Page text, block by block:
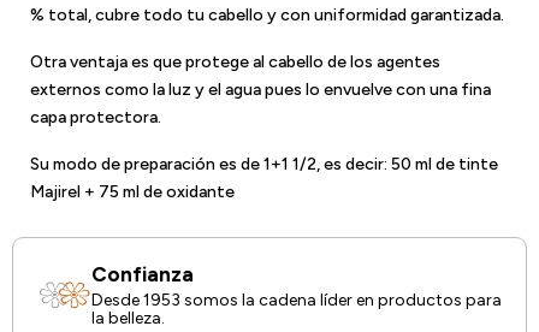
% total, cubre todo tu cabello y con uniformidad garantizada.
Otra ventaja es que protege al cabello de los agentes
externos como la luz y el agua pues lo envuelve con una fina
capa protectora.
Su modo de preparación es de 1+1 1/2, es decir: 50 ml de tinte
Majirel + 75 ml de oxidante
Confianza
Desde 1953 somos la cadena líder en productos para
la belleza.